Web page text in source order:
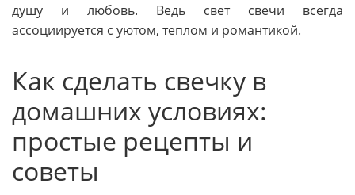
душу и любовь. Ведь свет свечи всегда
ассоциируется с уютом, теплом и романтикой.
Как сделать свечку в
домашних условиях:
простые рецепты и
советы